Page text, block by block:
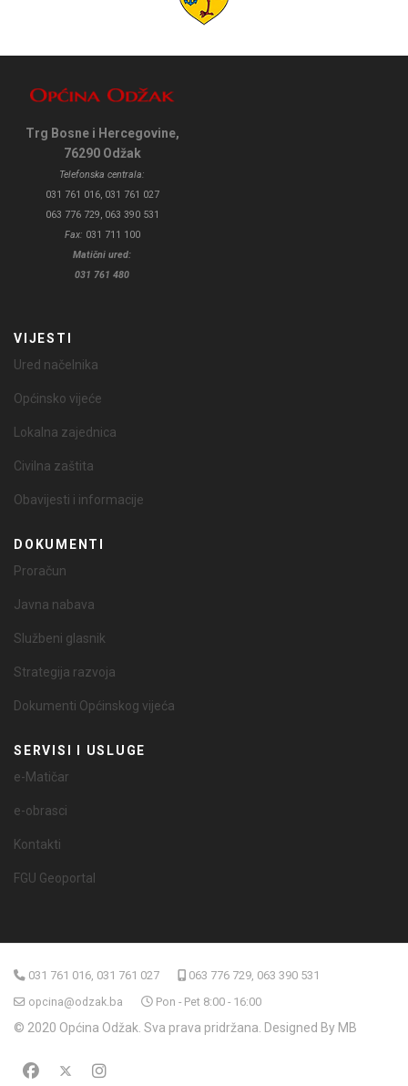
Trg Bosne i Hercegovine,
76290 Odžak
Telefonska centrala:
031 761 016, 031 761 027
063 776 729, 063 390 531
Fax: 031 711 100
Matični ured:
031 761 480
VIJESTI
Ured načelnika
Općinsko vijeće
Lokalna zajednica
Civilna zaštita
Obavijesti i informacije
DOKUMENTI
Proračun
Javna nabava
Službeni glasnik
Strategija razvoja
Dokumenti Općinskog vijeća
SERVISI I USLUGE
e-Matičar
e-obrasci
Kontakti
FGU Geoportal
031 761 016, 031 761 027
063 776 729, 063 390 531
opcina@odzak.ba
Pon - Pet 8:00 - 16:00
© 2020 Općina Odžak. Sva prava pridržana. Designed By MB